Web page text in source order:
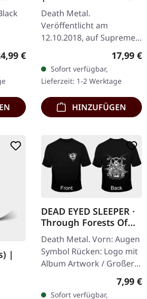
Preis:
€
Death Metal.
Veröffentlicht am
12.10.2018, auf Supreme
Transparent rot mit
schwarz marmoriert und
Erzketzer Patch, limitiert
auf 100…
17,99 €
Sofort verfügbar,
Lieferzeit: 1-2 Werktage
HINZUFÜGEN
|
DEAD EYED SLEEPER ·
Through Forests Of
Nonentities Bug TS |
T-SHIRT L
Death Metal. Vorn: Augen
Symbol Rücken: Logo mit
Album Artwork / Großer
stilisierter Käfer 100%
Baumwolle, Fruit Of The
7,99 €
Sofort verfügbar,